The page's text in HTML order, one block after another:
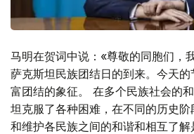
马明在贺词中说：«尊敬的同胞们，
萨克斯坦民族团结日的到来。今天
富团结的象征。 在多个民族社会的
坦克服了各种困难，在不同的历史
和维护各民族之间的和谐和相互了